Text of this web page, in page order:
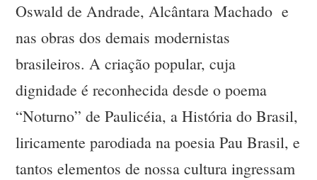
Oswald de Andrade, Alcântara Machado e
nas obras dos demais modernistas
brasileiros. A criação popular, cuja
dignidade é reconhecida desde o poema
“Noturno” de Paulicéia, a História do Brasil,
liricamente parodiada na poesia Pau Brasil, e
tantos elementos de nossa cultura ingressam